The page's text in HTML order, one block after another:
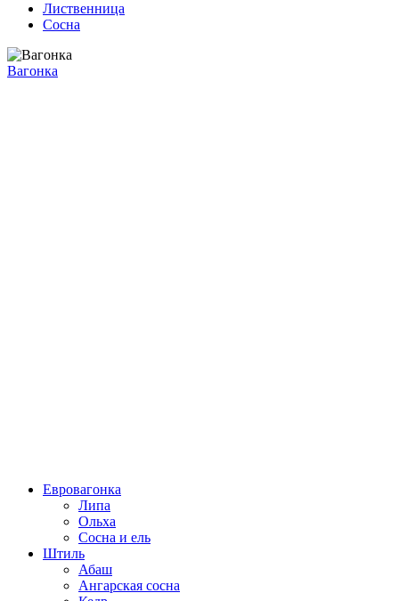
Лиственница
Сосна
Вагонка
Евровагонка
Липа
Ольха
Сосна и ель
Штиль
Абаш
Ангарская сосна